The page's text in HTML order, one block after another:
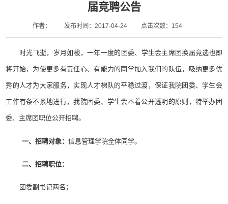
届竞聘公告
作者： 发布时间：2017-04-24 点击次数： 154
时光飞逝，岁月如梭，一年一度的团委、学生会主席团换届竞选也即
将开始，为使更多有责任心、有能力的同学加入我们的队伍，吸纳更多优
秀的人才为大家服务，实现人才梯队的平稳过渡，保证我院团委、学生会
工作有条不紊地进行，我院团委、学生会本着公开透明的原则，特举办团
委、主席团职位公开招聘。
一、招聘对象： 信息管理学院全体同学。
二、招聘职位：
团委副书记两名；